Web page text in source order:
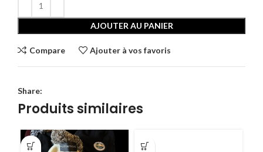
AJOUTER AU PANIER
Compare Ajouter à vos favoris
Share:
Produits similaires